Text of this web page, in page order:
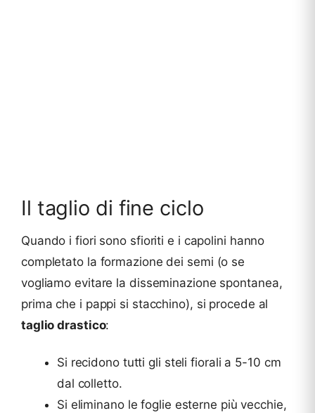
Il taglio di fine ciclo
Quando i fiori sono sfioriti e i capolini hanno
completato la formazione dei semi (o se
vogliamo evitare la disseminazione spontanea,
prima che i pappi si stacchino), si procede al
taglio drastico:
Si recidono tutti gli steli fiorali a 5-10 cm
dal colletto.
Si eliminano le foglie esterne più vecchie,